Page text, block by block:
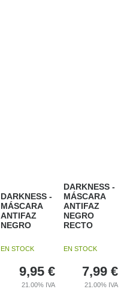
DARKNESS -
MÁSCARA
ANTIFAZ
NEGRO
EN STOCK
9,95 €
21.00% IVA
DARKNESS -
MÁSCARA
ANTIFAZ
NEGRO
RECTO
EN STOCK
7,99 €
21.00% IVA